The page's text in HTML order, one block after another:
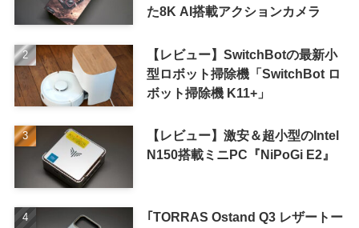
た8K AI搭載アクションカメラ
【レビュー】SwitchBotの最新小
型ロボット掃除機「SwitchBot ロ
ボット掃除機 K11+」
【レビュー】激安＆超小型のIntel
N150搭載ミニPC『NiPoGi E2』
｢TORRAS Ostand Q3 レザートー